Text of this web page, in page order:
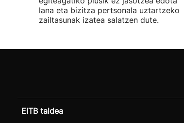
lana eta bizitza pertsonala uztartzeko
zailtasunak izatea salatzen dute.
EITB taldea